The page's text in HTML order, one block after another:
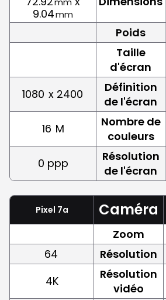
9.04mm
Poids
Taille
d'écran
1080 x 2400
Définition
de l'écran
16 M
Nombre de
couleurs
0 ppp
Résolution
de l'écran
Pixel 7a Caméra
Zoom
64
Résolution
4K
Résolution
vidéo